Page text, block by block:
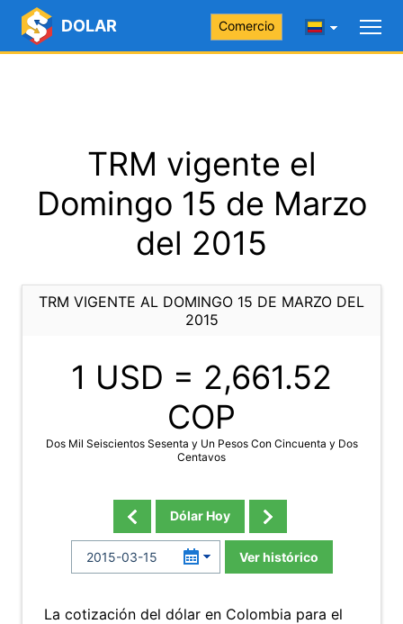
DOLAR Comercio
TRM vigente el
Domingo 15 de Marzo
del 2015
TRM VIGENTE AL DOMINGO 15 DE MARZO DEL
2015
1 USD = 2,661.52
COP
Dos Mil Seiscientos Sesenta y Un Pesos Con Cincuenta y Dos
Centavos
Dólar Hoy
Ver histórico
La cotización del dólar en Colombia para el